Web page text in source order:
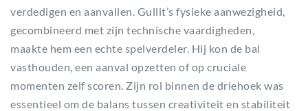
verdedigen en aanvallen. Gullit’s fysieke aanwezigheid,
gecombineerd met zijn technische vaardigheden,
maakte hem een echte spelverdeler. Hij kon de bal
vasthouden, een aanval opzetten of op cruciale
momenten zelf scoren. Zijn rol binnen de driehoek was
essentieel om de balans tussen creativiteit en stabiliteit